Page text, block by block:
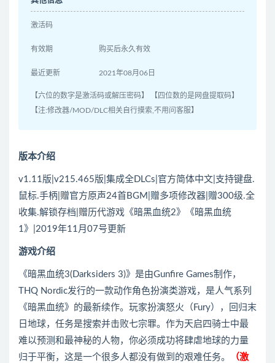
激活码
有效期 购买后永久有效
最近更新 2021年08月06日
【六位的数字是激活码或解压密码】 【四位数的是网盘提取码】
【注:修改器/MOD/DLC相关自行摸索,不用问客服】
版本介绍
v1.11版|v215.465版|集成全DLCs|官方简体中文|支持键盘.
鼠标.手柄|赠官方原声24首BGM|赠多项修改器|赠300级.全
收集.解锁存档|赠历代游戏《暗黑血统2》《暗黑血统
1》|2019年11月07号更新
游戏介绍
《暗黑血统3(Darksiders 3)》是由Gunfire Games制作，
THQ Nordic发行的一款动作角色扮演类游戏，是人气系列
《暗黑血统》的最新续作。玩家扮演怒火（Fury），回归末
日地球，任务是搜索并击败七宗罪。作为天启四骑士中最
难以预测和最神秘的人物，你必须成功将肆虐地球的力量
归于平衡，这是一个很多人都没有做到的艰难任务。
（激